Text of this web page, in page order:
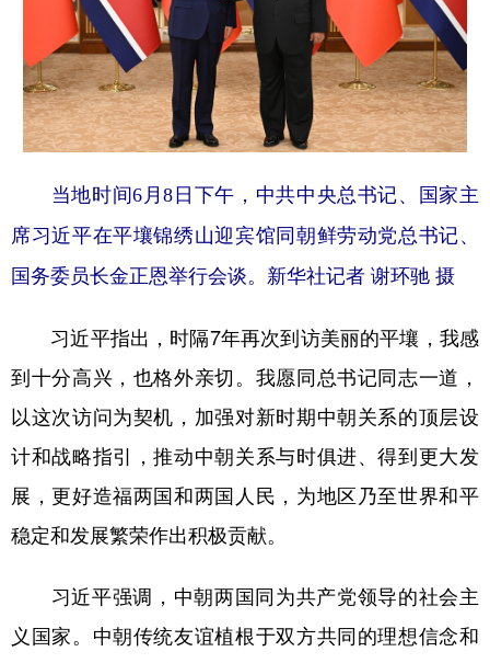
陕西 甘肃 青海 宁夏
新疆 内蒙古 黑龙江
Español Français عربى
当地时间6月8日下午，中共中央总书记、国家主
席习近平在平壤锦绣山迎宾馆同朝鲜劳动党总书记、
国务委员长金正恩举行会谈。 新华社记者 谢环驰 摄
习近平指出，时隔7年再次到访美丽的平壤，我感
到十分高兴，也格外亲切。我愿同总书记同志一道，
以这次访问为契机，加强对新时期中朝关系的顶层设
计和战略指引，推动中朝关系与时俱进、得到更大发
展，更好造福两国和两国人民，为地区乃至世界和平
稳定和发展繁荣作出积极贡献。
习近平强调，中朝两国同为共产党领导的社会主
义国家。中朝传统友谊植根于双方共同的理想信念和